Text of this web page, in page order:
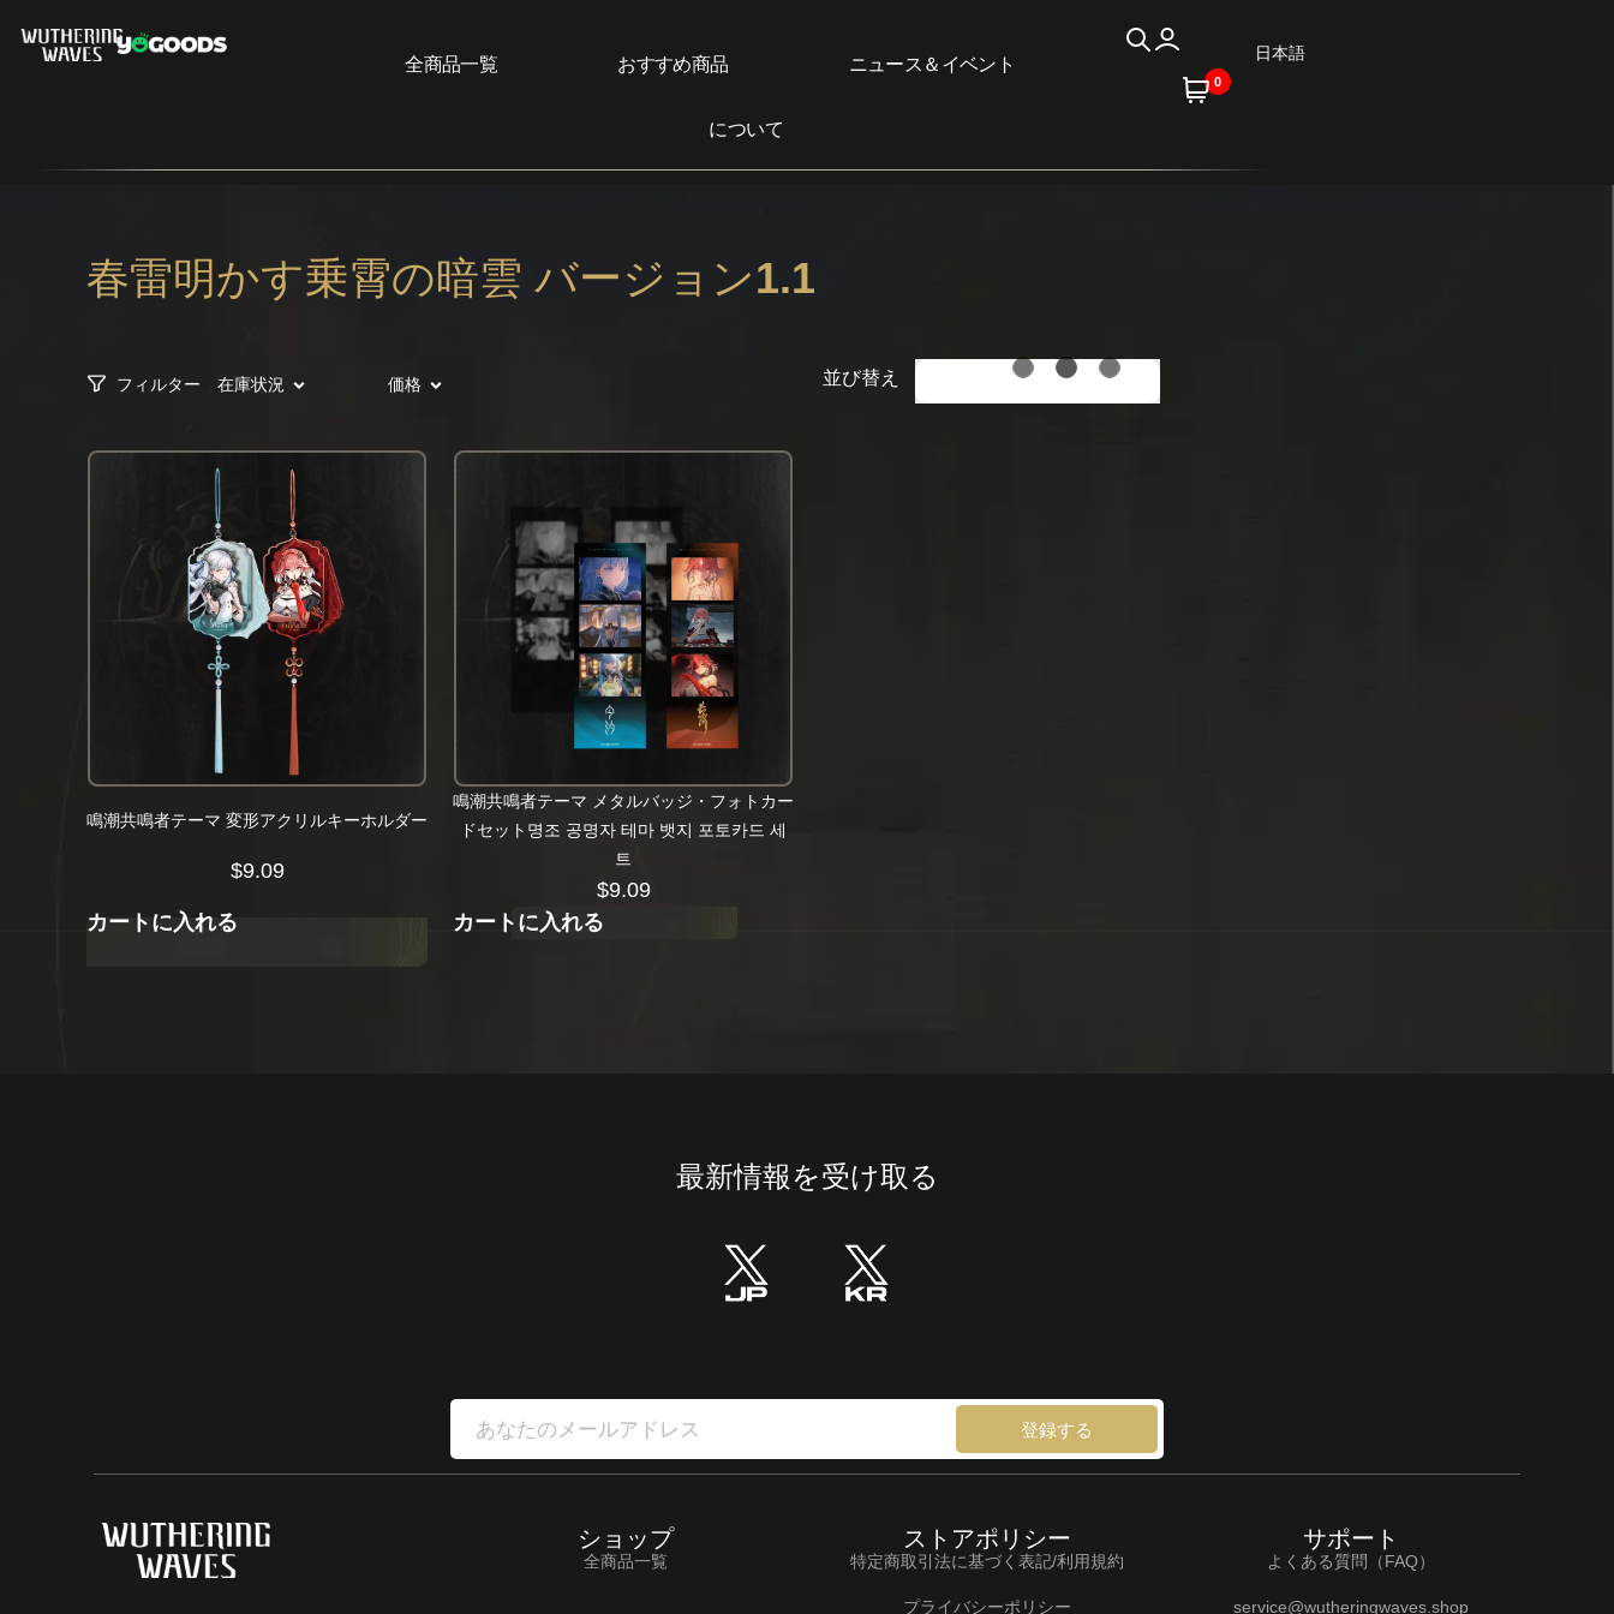
全商品一覧 おすすめ商品 ニュース＆イベント
について
0
日本語
春雷明かす乗霄の暗雲 バージョン1.1
フィルター 在庫状況 価格 並び替え
鳴潮共鳴者テーマ 変形アクリルキーホルダー
$9.09
カートに入れる
鳴潮共鳴者テーマ メタルバッジ・フォトカー
ドセット명조 공명자 테마 뱃지 포토카드 세
트
$9.09
カートに入れる
最新情報を受け取る
登録する
ショップ
全商品一覧
ストアポリシー
特定商取引法に基づく表記/利用規約
プライバシーポリシー
サポート
よくある質問（FAQ）
service@wutheringwaves.shop